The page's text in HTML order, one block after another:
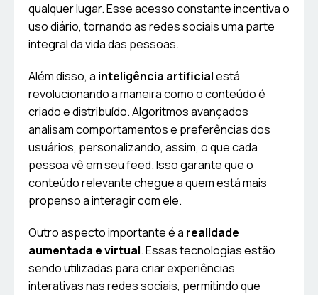
qualquer lugar. Esse acesso constante incentiva o
uso diário, tornando as redes sociais uma parte
integral da vida das pessoas.
Além disso, a inteligência artificialestá
revolucionando a maneira como o conteúdo é
criado e distribuído. Algoritmos avançados
analisam comportamentos e preferências dos
usuários, personalizando, assim, o que cada
pessoa vê em seu feed. Isso garante que o
conteúdo relevante chegue a quem está mais
propenso a interagir com ele.
Outro aspecto importante é a realidade
aumentada e virtual. Essas tecnologias estão
sendo utilizadas para criar experiências
interativas nas redes sociais, permitindo que